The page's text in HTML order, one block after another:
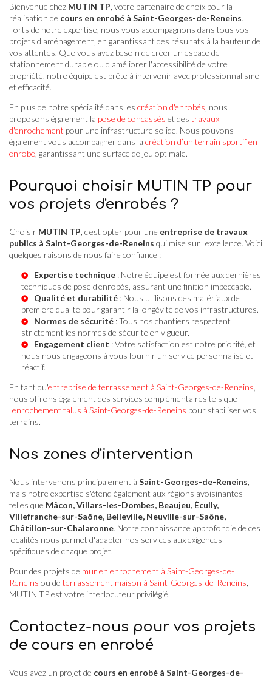
Bienvenue chez MUTIN TP , votre partenaire de choix pour la
réalisation de cours en enrobé à Saint-Georges-de-Reneins.
Forts de notre expertise, nous vous accompagnons dans tous vos
projets d'aménagement, en garantissant des résultats à la hauteur de
vos attentes. Que vous ayez besoin de créer un espace de
stationnement durable ou d'améliorer l'accessibilité de votre
propriété, notre équipe est prête à intervenir avec professionnalisme
et efficacité.
En plus de notre spécialité dans les création d'enrobés , nous
proposons également la pose de concassés et des travaux
d'enrochement pour une infrastructure solide. Nous pouvons
également vous accompagner dans la création d’un terrain sportif en
enrobé , garantissant une surface de jeu optimale.
Pourquoi choisir MUTIN TP pour
vos projets d'enrobés ?
Choisir MUTIN TP , c'est opter pour une entreprise de travaux
publics à Saint-Georges-de-Reneins qui mise sur l'excellence. Voici
quelques raisons de nous faire confiance :
Expertise technique : Notre équipe est formée aux dernières
techniques de pose d'enrobés, assurant une finition impeccable.
Qualité et durabilité : Nous utilisons des matériaux de
première qualité pour garantir la longévité de vos infrastructures.
Normes de sécurité : Tous nos chantiers respectent
strictement les normes de sécurité en vigueur.
Engagement client : Votre satisfaction est notre priorité, et
nous nous engageons à vous fournir un service personnalisé et
réactif.
En tant qu'entreprise de terrassement à Saint-Georges-de-Reneins
nous offrons également des services complémentaires tels que
l'enrochement talus à Saint-Georges-de-Reneins pour stabiliser vos
terrains.
Nos zones d'intervention
Nous intervenons principalement à Saint-Georges-de-Reneins
mais notre expertise s'étend également aux régions avoisinantes
telles que Mâcon, Villars-les-Dombes, Beaujeu, Écully,
Villefranche-sur-Saône, Belleville, Neuville-sur-Saône,
Châtillon-sur-Chalaronne. Notre connaissance approfondie de ces
localités nous permet d'adapter nos services aux exigences
spécifiques de chaque projet.
Pour des projets de mur en enrochement à Saint-Georges-de-
Reneins ou de terrassement maison à Saint-Georges-de-Reneins
MUTIN TP est votre interlocuteur privilégié.
Contactez-nous pour vos projets
de cours en enrobé
Vous avez un projet de cours en enrobé à Saint-Georges-de-